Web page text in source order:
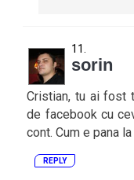
sorin
Cristian, tu ai fost
de facebook cu
cont. Cum e pana
REPLY